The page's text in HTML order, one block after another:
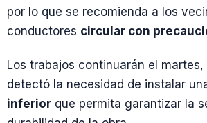
por lo que se recomienda a los
conductores circular con
Los trabajos continuarán el martes,
detectó la necesidad de instalar
inferior que permita garantizar la